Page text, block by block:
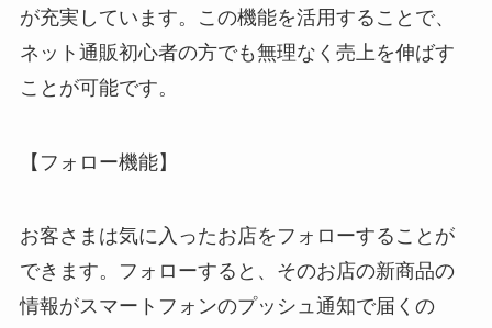
が充実しています。この機能を活用することで、
ネット通販初心者の方でも無理なく売上を伸ばす
ことが可能です。
【フォロー機能】
お客さまは気に入ったお店をフォローすることが
できます。フォローすると、そのお店の新商品の
情報がスマートフォンのプッシュ通知で届くの